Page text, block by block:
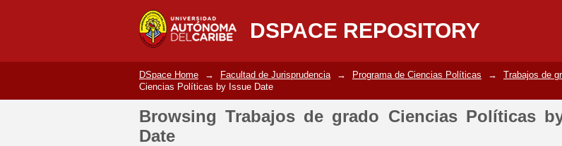
DSPACE REPOSITORY
Browsing Trabajos de grado Ciencias Políticas by
DSpace Home → Facultad de Jurisprudencia → Programa de Ciencias Políticas → Trabajos de
Ciencias Políticas by Issue Date
Browsing Trabajos de grado Ciencias Políticas
Date